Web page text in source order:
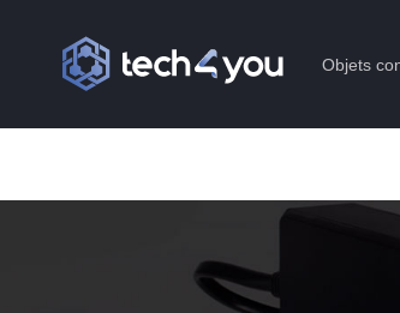
Objets